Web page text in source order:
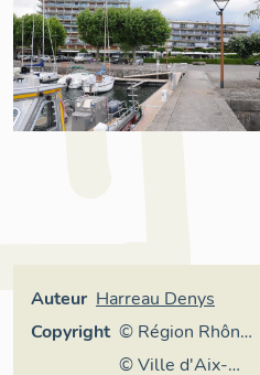
Auteur Harreau Denys
Copyright © Région Rhône-
Alpes, Inventaire
© Ville d'Aix-